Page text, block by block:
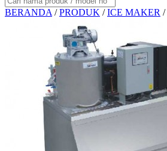
BERANDA /PRODUK /ICE MAKER /